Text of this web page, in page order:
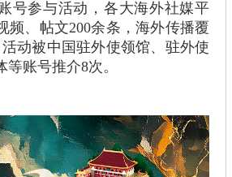
号参与活动，各大海外社媒平
频、帖文200余条，海外传播覆
动被中国驻外使领馆、驻外使
账号推介8次。